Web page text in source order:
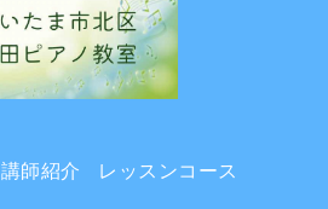
講師紹介 レッスンコース